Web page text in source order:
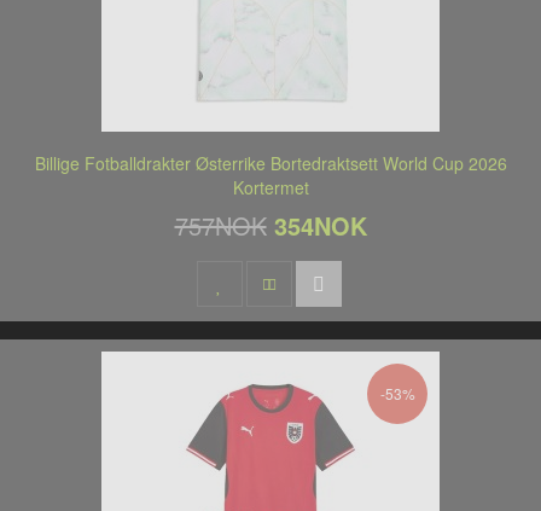
Billige Fotballdrakter Østerrike Bortedraktsett World Cup 2026
Kortermet
757NOK 354NOK
-53%